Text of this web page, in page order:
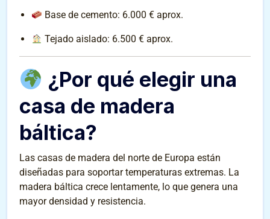
Base de cemento: 6.000 € aprox.
Tejado aislado: 6.500 € aprox.
¿Por qué elegir una
casa de madera
báltica?
Las casas de madera del norte de Europa están
diseñadas para soportar temperaturas extremas. La
madera báltica crece lentamente, lo que genera una
mayor densidad y resistencia.